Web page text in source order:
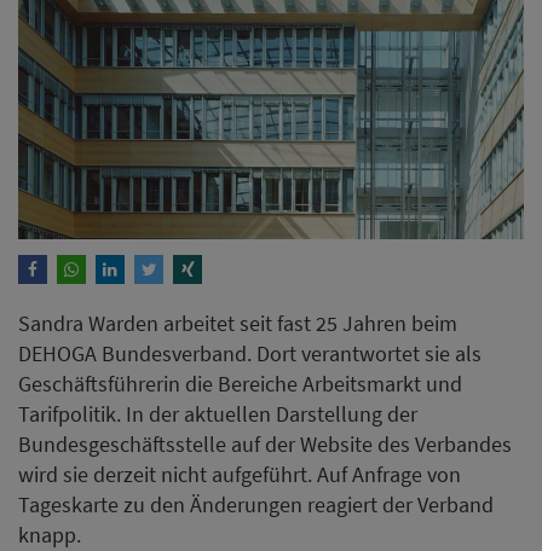
Sandra Warden arbeitet seit fast 25 Jahren beim
DEHOGA Bundesverband. Dort verantwortet sie als
Geschäftsführerin die Bereiche Arbeitsmarkt und
Tarifpolitik. In der aktuellen Darstellung der
Bundesgeschäftsstelle auf der Website des Verbandes
wird sie derzeit nicht aufgeführt. Auf Anfrage von
Tageskarte zu den Änderungen reagiert der Verband
knapp.